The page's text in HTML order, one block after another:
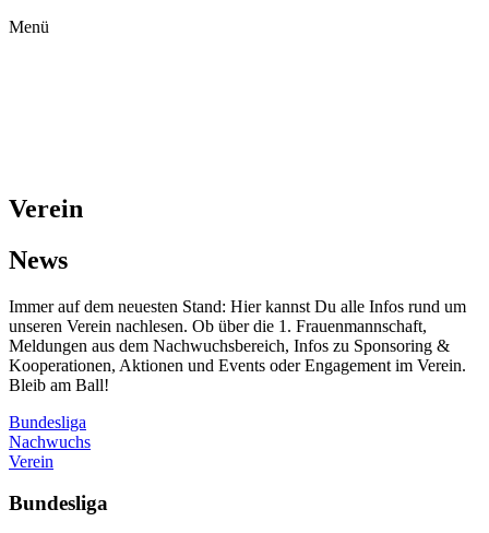
Menü
Verein
News
Immer auf dem neuesten Stand: Hier kannst Du alle Infos rund um
unseren Verein nachlesen. Ob über die 1. Frauenmannschaft,
Meldungen aus dem Nachwuchsbereich, Infos zu Sponsoring &
Kooperationen, Aktionen und Events oder Engagement im Verein.
Bleib am Ball!
Bundesliga
Nachwuchs
Verein
Bundesliga